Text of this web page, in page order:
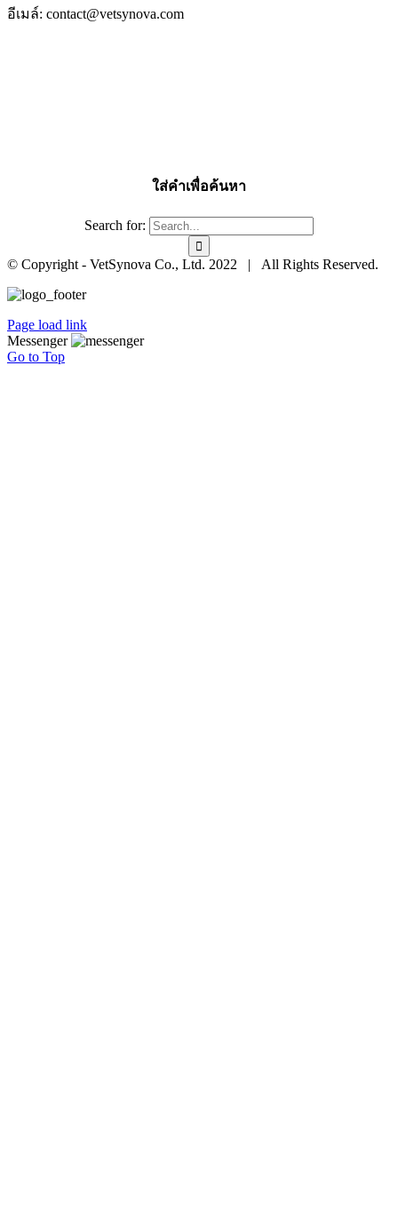
อีเมล์: contact@vetsynova.com
ใส่คำเพื่อค้นหา
Search for:
© Copyright - VetSynova Co., Ltd. 2022 | All Rights Reserved.
Page load link
Messenger
Go to Top